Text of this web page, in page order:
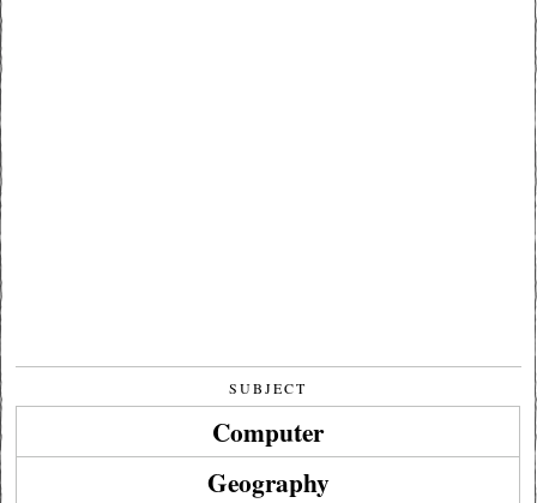
SUBJECT
Computer
Geography